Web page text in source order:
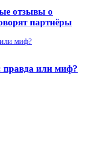
отзывы о
партнёры
миф?
правда или миф?